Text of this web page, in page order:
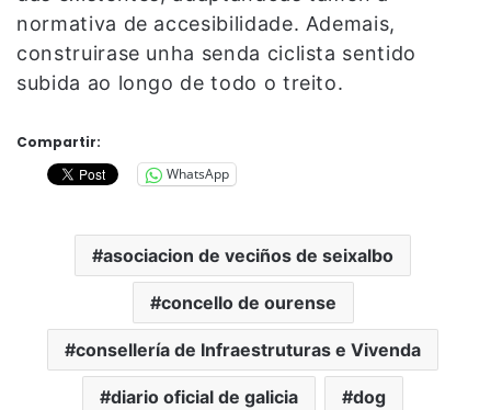
normativa de accesibilidade. Ademais,
construirase unha senda ciclista sentido
subida ao longo de todo o treito.
Compartir:
WhatsApp
asociacion de veciños de seixalbo
concello de ourense
consellería de Infraestruturas e Vivenda
diario oficial de galicia dog